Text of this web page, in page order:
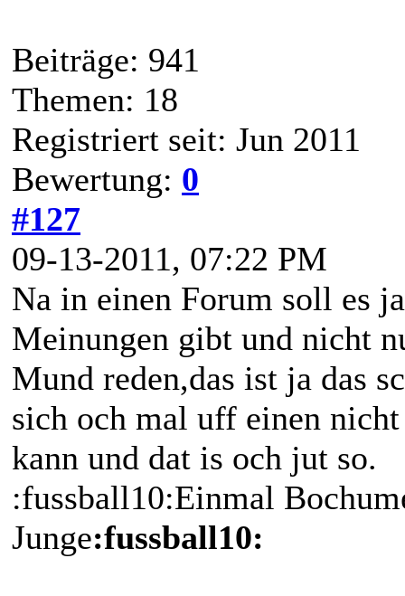
Beiträge: 941
Themen: 18
Registriert seit: Jun 2011
Bewertung: 0
#127
09-13-2011, 07:22 PM
Na in einen Forum soll es
Meinungen gibt und nicht
Mund reden,das ist ja das
sich och mal uff einen
kann und dat is och jut so.
:fussball10:Einmal
Junge:fussball10: